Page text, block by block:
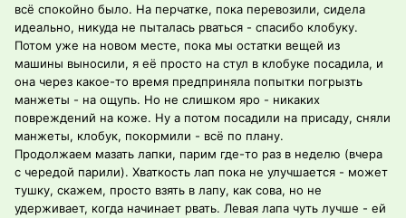
всё спокойно было. На перчатке, пока перевозили, сидела
идеально, никуда не пыталась рваться - спасибо клобуку.
Потом уже на новом месте, пока мы остатки вещей из
машины выносили, я её просто на стул в клобуке посадила, и
она через какое-то время предприняла попытки погрызть
манжеты - на ощупь. Но не слишком яро - никаких
повреждений на коже. Ну а потом посадили на присаду, сняли
манжеты, клобук, покормили - всё по плану.
Продолжаем мазать лапки, парим где-то раз в неделю (вчера
с чередой парили). Хваткость лап пока не улучшается - может
тушку, скажем, просто взять в лапу, как сова, но не
удерживает, когда начинает рвать. Левая лапа чуть лучше - ей